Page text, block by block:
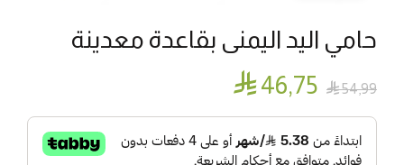
حامي اليد اليمنى بقاعدة معدينة
 54٫99  46٫75